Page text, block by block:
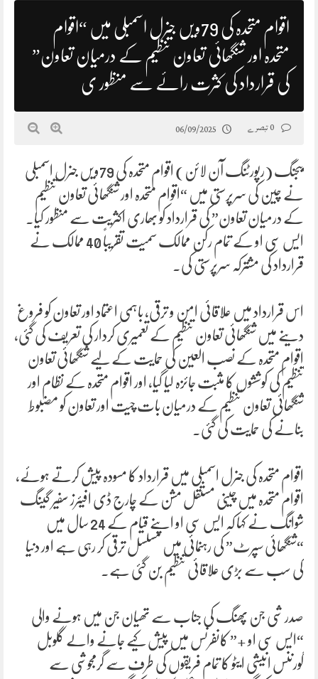
اقوام متحدہ کی 79ویں جنرل اسمبلی میں “اقوام
متحدہ اور شنگھائی تعاون تنظیم کے درمیان تعاون”
کی قرارداد کی کثرت رائے سے منظور ی
06/09/2025
بیجنگ (رپورٹنگ آن لائن) اقوام متحدہ کی 79ویں جنرل اسمبلی
نے چین کی سرپرستی میں “اقوام متحدہ اور شنگھائی تعاون تنظیم
کے درمیان تعاون” کی قرارداد کو بھاری اکثریت سے منظور کیا۔
ایس سی او کے تمام رکن ممالک سمیت تقریباً 40 ممالک نے
قرارداد کی مشترکہ سرپرستی کی۔
اس قرارداد میں علاقائی امن و ترقی، باہمی اعتماد اور تعاون کو فروغ
دینے میں شنگھائی تعاون تنظیم کے تعمیری کردار کی تعریف کی گئی،
اقوام متحدہ کے نصب العین کی حمایت کے لیے شنگھائی تعاون
تنظیم کی کوششوں کا مثبت جائزہ لیا گیا، اور اقوام متحدہ کے نظام اور
شنگھائی تعاون تنظیم کے درمیان بات چیت اور تعاون کو مضبوط
بنانے کی حمایت کی گئی۔
اقوام متحدہ کی جنرل اسمبلی میں قرارداد کا مسودہ پیش کرتے ہوئے،
اقوام متحدہ میں چینی مستقل مشن کے چارج ڈی افیئرز سفیر گینگ
شوانگ نے کہا کہ ایس سی او اپنے قیام کے 24 سال میں
“شنگھائی سپرٹ” کی رہنمائی میں مسلسل ترقی کر رہی ہے اور دنیا
کی سب سے بڑی علاقائی تنظیم بن گئی ہے۔
صدر شی جن پھنگ کی جناب سے تھیان جن میں ہونے والی
“ایس سی او +” کانفرنس میں پیش کیے جانے والے گلوبل
گورننس انیشی ایٹو کا تمام فریقوں کی طرف سے گرمجوشی سے